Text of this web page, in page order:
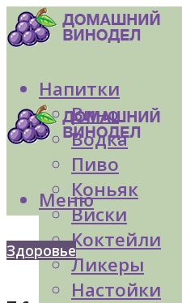
Напитки
Вино
Водка
Пиво
Коньяк
Виски
Коктейли
Ликеры
Настойки
Меню
Здоровье